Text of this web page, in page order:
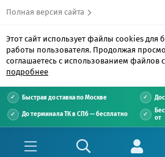
Полная версия сайта
Этот сайт использует файлы cookies для
работы пользователя. Продолжая
соглашаетесь с использованием файлов
подробнее
Быстрая доставка по Москве
До терминала ТК в СПб — бесплатно
от